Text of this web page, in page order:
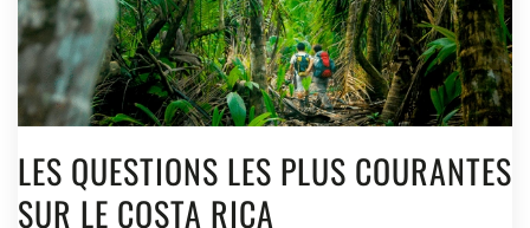
LES QUESTIONS LES PLUS COURANTES
SUR LE COSTA RICA